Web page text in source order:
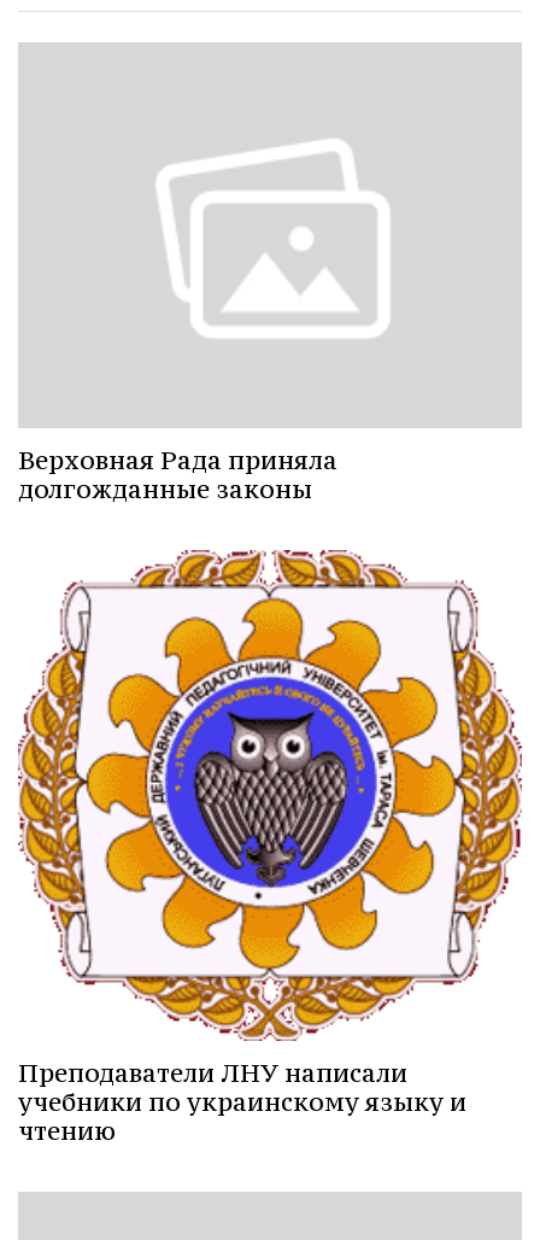
Верховная Рада приняла
долгожданные законы
Преподаватели ЛНУ написали
учебники по украинскому языку и
чтению